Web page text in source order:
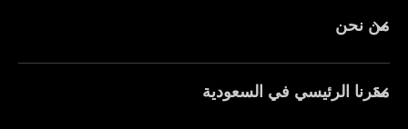
من نحن
مقرنا الرئيسي في السعودية